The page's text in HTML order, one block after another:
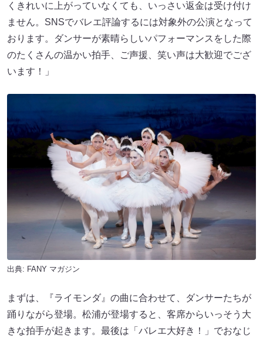
くきれいに上がっていなくても、いっさい返金は受け付け
ません。SNSでバレエ評論するには対象外の公演となって
おります。ダンサーが素晴らしいパフォーマンスをした際
のたくさんの温かい拍手、ご声援、笑い声は大歓迎でござ
います！」
出典: FANY マガジン
まずは、『ライモンダ』の曲に合わせて、ダンサーたちが
踊りながら登場。松浦が登場すると、客席からいっそう大
きな拍手が起きます。最後は「バレエ大好き！」でおなじ